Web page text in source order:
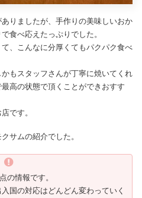
りましたが、手作りの美味しいおか
食べ応えたっぷりでした。
、こんなに分厚くてもパクパク食べ
もスタッフさんが丁寧に焼いてくれ
高の状態で頂くことができおすす
です。
サムの紹介でした。
の情報です。
国の対応はどんどん変わっていく